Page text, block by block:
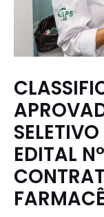
EDITAL